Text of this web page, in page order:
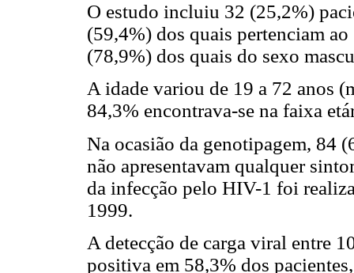
O estudo incluiu 32 (25,2%)
(59,4%) dos quais pertenciam
(78,9%) dos quais do sexo
A idade variou de 19 a 72 anos
84,3% encontrava-se na faixa
Na ocasião da genotipagem, 84
não apresentavam qualquer
da infecção pelo HIV-1 foi
1999.
A detecção de carga viral entre
positiva em 58,3% dos